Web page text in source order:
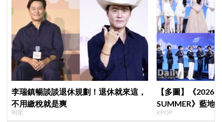
李瑞鎮暢談談退休規劃！退休就來這，
不用繳稅就是爽
明星
【多圖】《2026
SUMMER》藍地
Velvet、Stray
KPOP